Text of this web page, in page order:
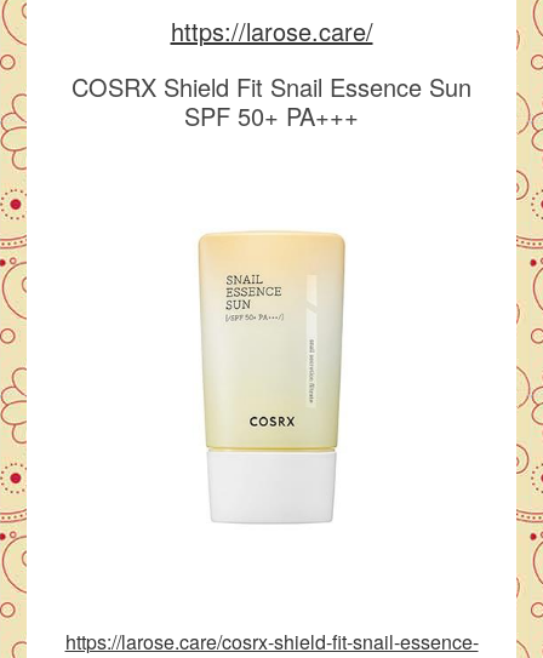
https://larose.care/
COSRX Shield Fit Snail Essence Sun
SPF 50+ PA+++
https://larose.care/cosrx-shield-fit-snail-essence-